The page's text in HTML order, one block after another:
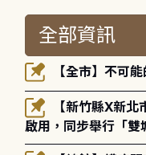
【全市】不可
啟用，同步舉行「雙
躍參加(115年8月3